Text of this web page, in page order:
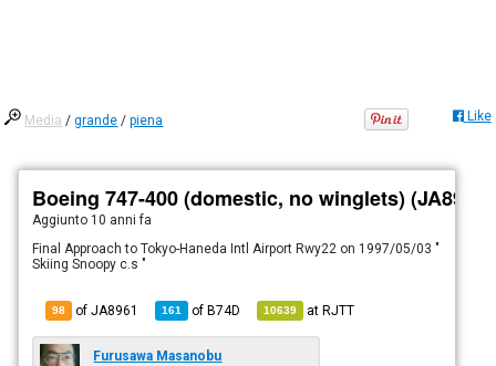
Media /grande /piena Like
Boeing 747-400 (domestic, no winglets) (JA8961)
Aggiunto 10 anni fa
Final Approach to Tokyo-Haneda Intl Airport Rwy22 on 1997/05/03 "
Skiing Snoopy c.s "
98 of JA8961 161 ofB74D 10639 atRJTT
Furusawa Masanobu